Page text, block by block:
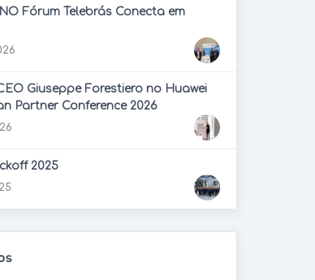
Fórum Telebrás Conecta em
Giuseppe Forestiero no Huawei
Partner Conference 2026
2025